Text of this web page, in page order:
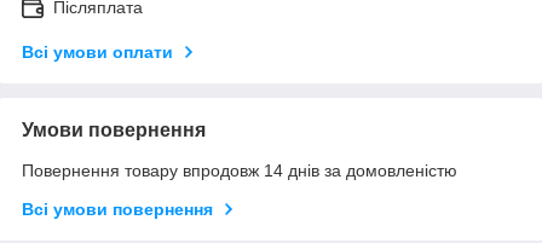
Післяплата
Всі умови оплати
Умови повернення
Повернення товару впродовж 14 днів за домовленістю
Всі умови повернення